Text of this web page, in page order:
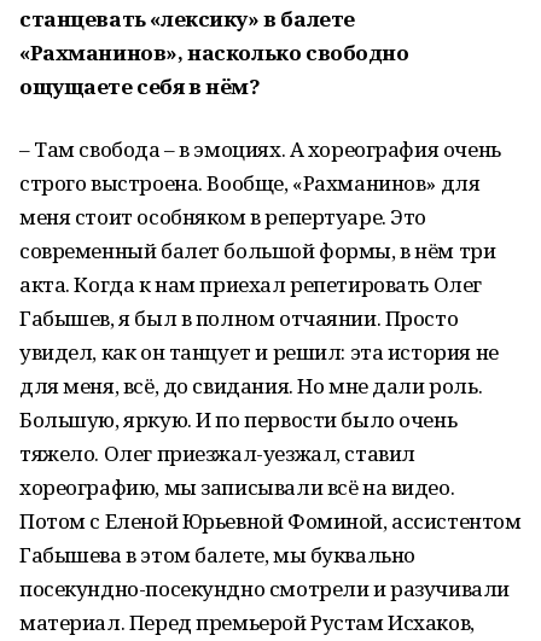
станцевать «лексику» в балете
«Рахманинов», насколько свободно
ощущаете себя в нём?
– Там свобода – в эмоциях. А хореография очень
строго выстроена. Вообще, «Рахманинов» для
меня стоит особняком в репертуаре. Это
современный балет большой формы, в нём три
акта. Когда к нам приехал репетировать Олег
Габышев, я был в полном отчаянии. Просто
увидел, как он танцует и решил: эта история не
для меня, всё, до свидания. Но мне дали роль.
Большую, яркую. И по первости было очень
тяжело. Олег приезжал-уезжал, ставил
хореографию, мы записывали всё на видео.
Потом с Еленой Юрьевной Фоминой, ассистентом
Габышева в этом балете, мы буквально
посекундно-посекундно смотрели и разучивали
материал. Перед премьерой Рустам Исхаков,